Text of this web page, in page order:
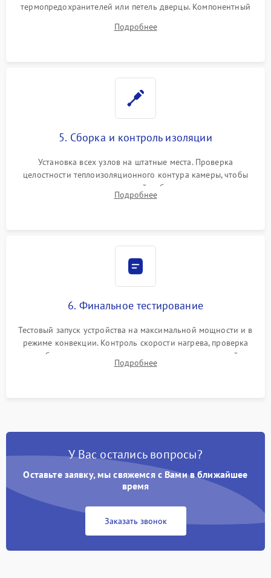
термопредохранителей или петель дверцы. Компонентный
выгоревших реле, восстановление контактов и замена
Подробнее
5. Сборка и контроль изоляции
Установка всех узлов на штатные места. Проверка
целостности теплоизоляционного контура камеры, чтобы
исключить перегрев кухонной мебели и потерю тепла.
Надежная фиксация клемм и сборка корпуса шкафа.
Подробнее
6. Финальное тестирование
Тестовый запуск устройства на максимальной мощности и в
режиме конвекции. Контроль скорости нагрева, проверка
срабатывания термостата при достижении заданной
температуры и тест на отсутствие утечек тока.
Подробнее
У Вас остались вопросы?
Оставьте заявку, мы свяжемся с Вами в ближайшее
время
Заказать звонок